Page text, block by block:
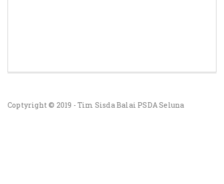
Coptyright © 2019 - Tim Sisda Balai PSDA Seluna